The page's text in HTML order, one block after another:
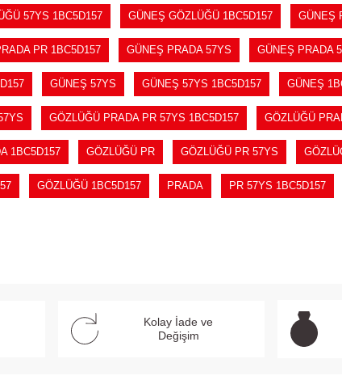
57YS 1BC5D157 GÜNEŞ GÖZLÜĞÜ 1BC5D157 GÜNEŞ
PR 1BC5D157 GÜNEŞ PRADA 57YS GÜNEŞ PRADA
GÜNEŞ 57YS GÜNEŞ 57YS 1BC5D157 GÜNEŞ
GÖZLÜĞÜ PRADA PR 57YS 1BC5D157 GÖZLÜĞÜ
1BC5D157 GÖZLÜĞÜ PR GÖZLÜĞÜ PR 57YS
GÖZLÜĞÜ 1BC5D157 PRADA PR 57YS 1BC5D157
Kolay İade ve
Değişim